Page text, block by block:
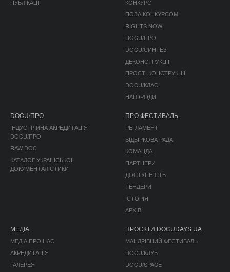
ПУБЛІКАЦІЇ
КОНКУРС
ПОЗА КОНКУРСОМ
RIGHTS NOW!
DOCU/ПРО
DOCU/СИНТЕЗ
ДЕКОНСТРУКЦІЇ
ПРОСТІ КОНСТРУКЦІЇ
DOCU/КЛАС
НАГОРОДИ
DOCU/ПРО
ІНДУСТРІЙНА АКРЕДИТАЦІЯ
DOCU/ПРО
RAW DOC
КАТАЛОГ УКРАЇНСЬКОЇ
ДОКУМЕНТАЛІСТИКИ
ПРО ФЕСТИВАЛЬ
РЕГЛАМЕНТ
ВІДБІРКОВА РАДА
КОМАНДА
ПАРТНЕРИ
ДОСТУПНІСТЬ
ТЕНДЕРИ
ІСТОРІЯ
АРХІВ
МЕДІА
МЕДІА ПРО НАС
АКРЕДИТАЦІЯ
ГАЛЕРЕЯ
ПРОЄКТИ DOCUDAYS UA
МАНДРІВНИЙ ФЕСТИВАЛЬ
DOCU/КЛУБ
DOCU/SPACE